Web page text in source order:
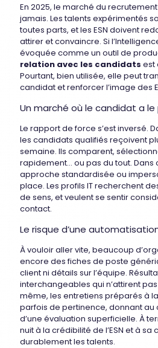
En 2025, le marché du
jamais. Les talents expérimentés
toutes parts, et les ESN doivent
attirer et convaincre. Si
évoquée comme un outil de
relation avec les candidats est
Pourtant, bien utilisée, elle peut
candidat et renforcer l’image des
Un marché où le candidat a le
Le rapport de force s’est inversé.
les candidats qualifiés reçoivent
semaine. Ils comparent,
rapidement… ou pas du tout. Dans
approche standardisée ou
place. Les profils IT recherchent
de sens, et veulent se sentir
contact.
Le risque d’une
À vouloir aller vite, beaucoup
encore des fiches de poste
client ni détails sur l’équipe.
interchangeables qui n’attirent
même, les entretiens préparés à
parfois de pertinence, donnant au
d’une évaluation superficielle. À
nuit à la crédibilité de l’ESN et à
durablement les talents.